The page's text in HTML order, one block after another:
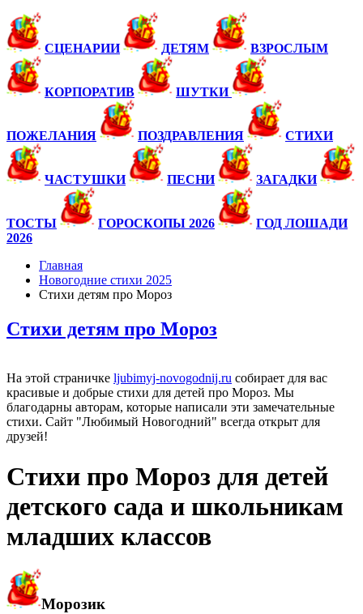
СЦЕНАРИИ ДЕТЯМ ВЗРОСЛЫМ
КОРПОРАТИВ ШУТКИ
ПОЖЕЛАНИЯ ПОЗДРАВЛЕНИЯ СТИХИ
ЧАСТУШКИ ПЕСНИ ЗАГАДКИ
ТОСТЫ ГОРОСКОПЫ 2026
ГОД ЛОШАДИ
2026
Главная
Новогодние стихи 2025
Стихи детям про Мороз
Стихи детям про Мороз
На этой страничке ljubimyj-novogodnij.ru собирает для вас
красивые и добрые стихи для детей про Мороз. Мы
благодарны авторам, которые написали эти замечательные
стихи. Сайт "Любимый Новогодний" всегда открыт для
друзей!
Стихи про Мороз для детей
детского сада и школьникам
младших классов
Морозик